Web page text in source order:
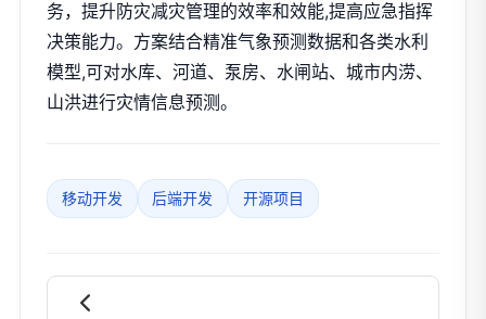
务，提升防灾减灾管理的效率和效能,提高应急指挥
决策能力。方案结合精准气象预测数据和各类水利
模型,可对水库、河道、泵房、水闸站、城市内涝、
山洪进行灾情信息预测。
移动开发 后端开发 开源项目